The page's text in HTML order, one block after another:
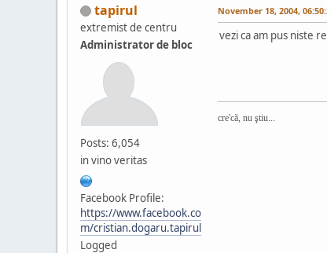
tapirul
extremist de centru
Administrator de bloc
Posts: 6,054
in vino veritas
Facebook Profile:
https://www.facebook.co
m/cristian.dogaru.tapirul
Logged
November 18, 2004,
vezi ca am pus niste
cre'că, nu ştiu...